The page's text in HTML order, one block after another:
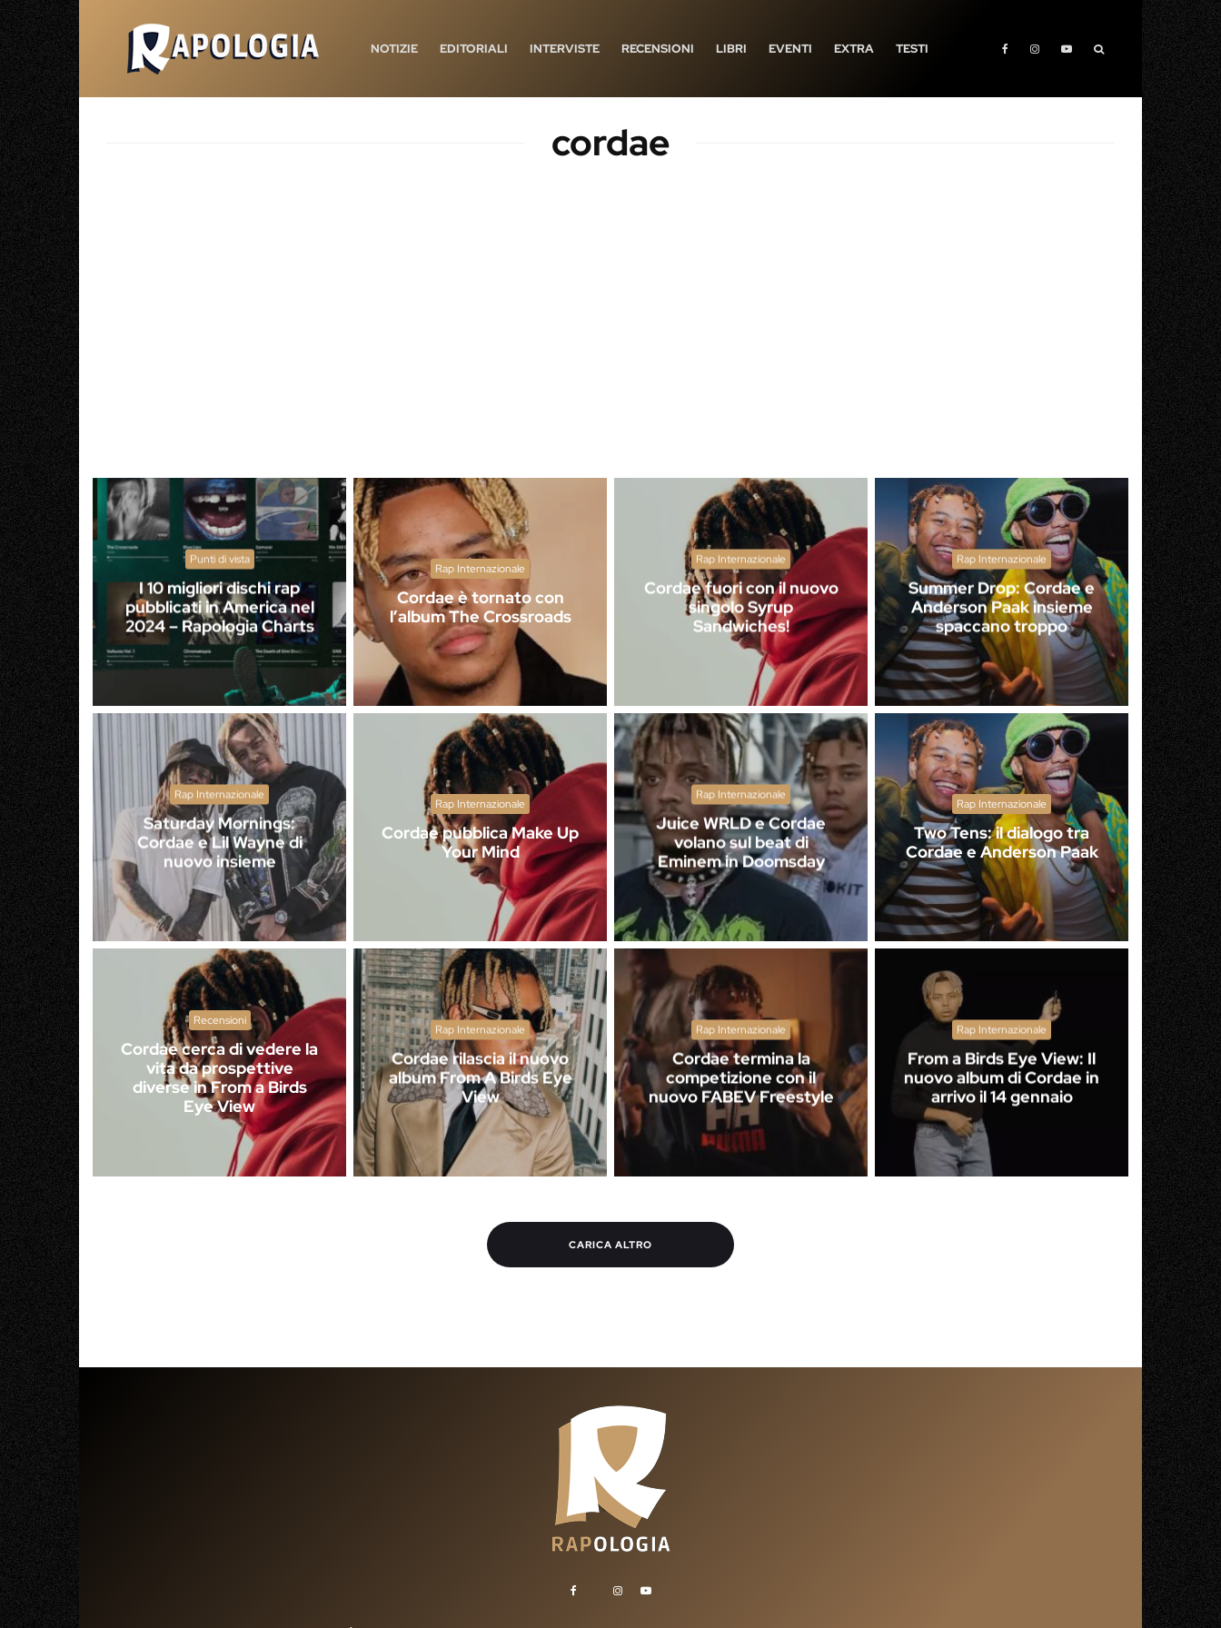
NOTIZIE EDITORIALI INTERVISTE RECENSIONI LIBRI EVENTI EXTRA TESTI
cordae
Punti di vista
I 10 migliori dischi rap
pubblicati in America nel
2024 – Rapologia Charts
Rap Internazionale
Cordae è tornato con
l’album The Crossroads
Rap Internazionale
Cordae fuori con il nuovo
singolo Syrup
Sandwiches!
Rap Internazionale
Summer Drop: Cordae e
Anderson Paak insieme
spaccano troppo
Rap Internazionale
Saturday Mornings:
Cordae e Lil Wayne di
nuovo insieme
Rap Internazionale
Cordae pubblica Make Up
Your Mind
Rap Internazionale
Juice WRLD e Cordae
volano sul beat di
Eminem in Doomsday
Rap Internazionale
Two Tens: il dialogo tra
Cordae e Anderson Paak
Recensioni
Cordae cerca di vedere la
vita da prospettive
diverse in From a Birds
Eye View
Rap Internazionale
Cordae rilascia il nuovo
album From A Birds Eye
View
Rap Internazionale
Cordae termina la
competizione con il
nuovo FABEV Freestyle
Rap Internazionale
From a Birds Eye View: Il
nuovo album di Cordae in
arrivo il 14 gennaio
CARICA ALTRO